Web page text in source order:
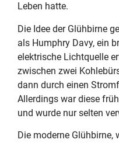
Leben hatte.
Die Idee der Glühbirne
als Humphry Davy, ein
elektrische Lichtquelle
zwischen zwei
dann durch einen
Allerdings war diese
und wurde nur selten
Die moderne Glühbirne,